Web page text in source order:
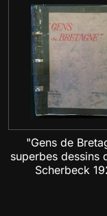
"Gens de
superbes dessins
Scherbeck